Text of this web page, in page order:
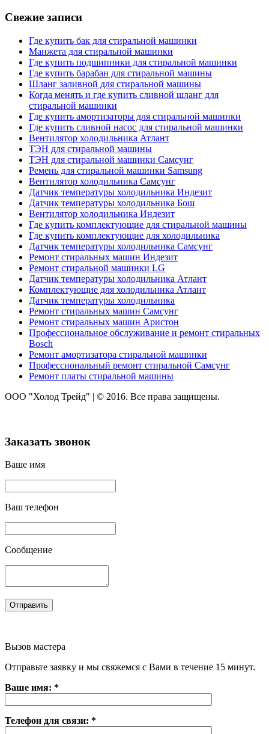
Свежие записи
Где купить бак для стиральной машинки
Манжета для стиральной машинки
Где купить подшипники для стиральной машинки
Где купить барабан для стиральной машины
Шланг заливной для стиральной машины
Когда менять и где купить сливной шланг для
стиральной машинки
Где купить амортизаторы для стиральной машинки
Где купить сливной насос для стиральной машинки
Вентилятор холодильника Атлант
ТЭН для стиральной машины
ТЭН для стиральной машинки Самсунг
Ремень для стиральной машинки Samsung
Вентилятор холодильника Самсунг
Датчик температуры холодильника Индезит
Датчик температуры холодильника Бош
Вентилятор холодильника Индезит
Где купить комплектующие для стиральной машины
Где купить комплектующие для холодильника
Датчик температуры холодильника Самсунг
Ремонт стиральных машин Индезит
Ремонт стиральной машинки LG
Датчик температуры холодильника Атлант
Комплектующие для холодильника Атлант
Датчик температуры холодильника
Ремонт стиральных машин Самсунг
Ремонт стиральных машин Аристон
Профессиональное обслуживание и ремонт стиральных
Bosch
Ремонт амортизатора стиральной машинки
Профессиональный ремонт стиральной Самсунг
Ремонт платы стиральной машины
ООО "Холод Трейд" | © 2016. Все права защищены.
Заказать звонок
Ваше имя
Ваш телефон
Сообщение
Вызов мастера
Отправьте заявку и мы свяжемся с Вами в течение 15 минут.
Ваше имя: *
Телефон для связи: *